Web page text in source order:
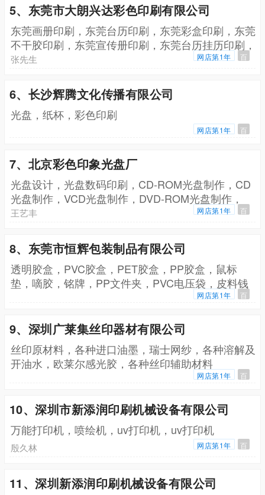
5、东莞市大朗兴达彩色印刷有限公司
东莞画册印刷，东莞台历印刷，东莞彩盒印刷，东莞
不干胶印刷，东莞宣传册印刷，东莞台历挂历印刷，
东莞手提袋印刷，东莞表格印刷，东莞包装盒印刷，
张先生 网店第1年 百
6、长沙辉腾文化传播有限公司
光盘，纸杯，彩色印刷
网店第1年 百
7、北京彩色印象光盘厂
光盘设计，光盘数码印刷，CD-ROM光盘制作，CD
光盘制作，VCD光盘制作，DVD-ROM光盘制作，
DVD5光盘制作，DVD9光盘制作，DVD10光盘制
王艺丰 网店第1年 百
8、东莞市恒辉包装制品有限公司
透明胶盒，PVC胶盒，PET胶盒，PP胶盒，鼠标
垫，嘀胶，铭牌，PP文件夹，PVC电压袋，皮料钱
网店第1年 百
9、深圳广莱集丝印器材有限公司
丝印原材料，各种进口油墨，瑞士网纱，各种溶解及
开油水，欧莱尔感光胶，各种丝印辅助材料
网店第1年 百
10、深圳市新添润印刷机械设备有限公司
万能打印机，喷绘机，uv打印机，uv打印机
殷久林 网店第1年 百
11、深圳新添润印刷机械设备有限公司